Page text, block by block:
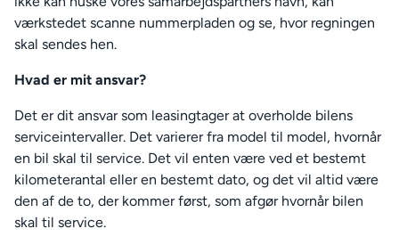
værkstedet scanne nummerpladen og se, hvor regningen
skal sendes hen.
Hvad er mit ansvar?
Det er dit ansvar som leasingtager at overholde bilens
serviceintervaller. Det varierer fra model til model, hvornår
en bil skal til service. Det vil enten være ved et bestemt
kilometerantal eller en bestemt dato, og det vil altid være
den af de to, der kommer først, som afgør hvornår bilen
skal til service.